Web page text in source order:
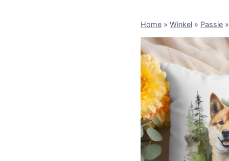
Home » Winkel » Passie »